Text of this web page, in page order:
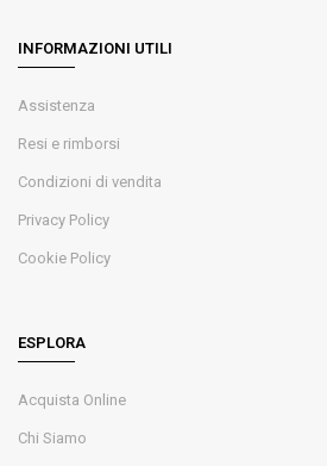
INFORMAZIONI UTILI
Assistenza
Resi e rimborsi
Condizioni di vendita
Privacy Policy
Cookie Policy
ESPLORA
Acquista Online
Chi Siamo